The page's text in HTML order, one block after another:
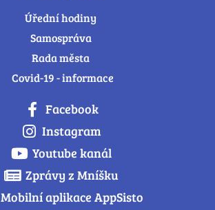
Úřední hodiny
Samospráva
Rada města
Covid-19 - informace
Facebook
Instagram
Youtube kanál
Zprávy z Mníšku
Mobilní aplikace AppSisto